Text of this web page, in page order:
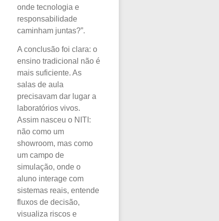
onde tecnologia e
responsabilidade
caminham juntas?”.
A conclusão foi clara: o
ensino tradicional não é
mais suficiente. As
salas de aula
precisavam dar lugar a
laboratórios vivos.
Assim nasceu o NITI:
não como um
showroom, mas como
um campo de
simulação, onde o
aluno interage com
sistemas reais, entende
fluxos de decisão,
visualiza riscos e